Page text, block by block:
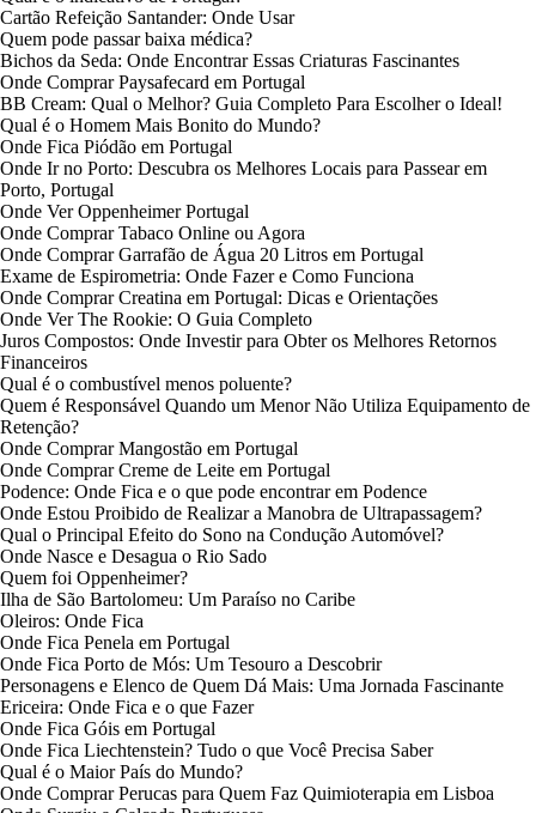
Cartão Refeição Santander: Onde Usar
Quem pode passar baixa médica?
Bichos da Seda: Onde Encontrar Essas Criaturas Fascinantes
Onde Comprar Paysafecard em Portugal
BB Cream: Qual o Melhor? Guia Completo Para Escolher o Ideal!
Qual é o Homem Mais Bonito do Mundo?
Onde Fica Piódão em Portugal
Onde Ir no Porto: Descubra os Melhores Locais para Passear em
Porto, Portugal
Onde Ver Oppenheimer Portugal
Onde Comprar Tabaco Online ou Agora
Onde Comprar Garrafão de Água 20 Litros em Portugal
Exame de Espirometria: Onde Fazer e Como Funciona
Onde Comprar Creatina em Portugal: Dicas e Orientações
Onde Ver The Rookie: O Guia Completo
Juros Compostos: Onde Investir para Obter os Melhores Retornos
Financeiros
Qual é o combustível menos poluente?
Quem é Responsável Quando um Menor Não Utiliza Equipamento de
Retenção?
Onde Comprar Mangostão em Portugal
Onde Comprar Creme de Leite em Portugal
Podence: Onde Fica e o que pode encontrar em Podence
Onde Estou Proibido de Realizar a Manobra de Ultrapassagem?
Qual o Principal Efeito do Sono na Condução Automóvel?
Onde Nasce e Desagua o Rio Sado
Quem foi Oppenheimer?
Ilha de São Bartolomeu: Um Paraíso no Caribe
Oleiros: Onde Fica
Onde Fica Penela em Portugal
Onde Fica Porto de Mós: Um Tesouro a Descobrir
Personagens e Elenco de Quem Dá Mais: Uma Jornada Fascinante
Ericeira: Onde Fica e o que Fazer
Onde Fica Góis em Portugal
Onde Fica Liechtenstein? Tudo o que Você Precisa Saber
Qual é o Maior País do Mundo?
Onde Comprar Perucas para Quem Faz Quimioterapia em Lisboa